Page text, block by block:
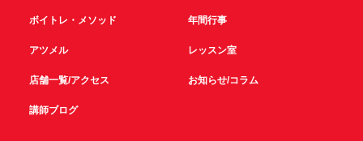
ボイトレ・メソッド 年間行事
アツメル レッスン室
店舗一覧/アクセス お知らせ/コラム
講師ブログ